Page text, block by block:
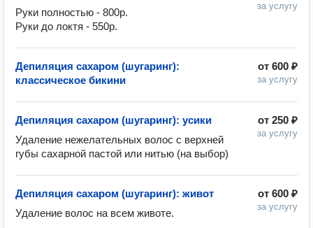
за услугу
Руки полностью - 800р.
Руки до локтя - 550р.
от 600 ₽
за услугу
Депиляция сахаром (шугаринг):
классическое бикини
от 250 ₽
за услугу
Депиляция сахаром (шугаринг): усики
Удаление нежелательных волос с верхней
губы сахарной пастой или нитью (на выбор)
от 600 ₽
за услугу
Депиляция сахаром (шугаринг): живот
Удаление волос на всем животе.